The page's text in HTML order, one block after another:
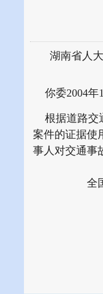
湖南省人
你委2004年
根据道路交
案件的证据使
事人对交通事
全国人大
二00